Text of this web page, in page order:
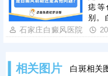
从自
面俱
痣等
别。
光滑
间扩
素痣
石家庄白癜风医院
相关图片 白斑相关